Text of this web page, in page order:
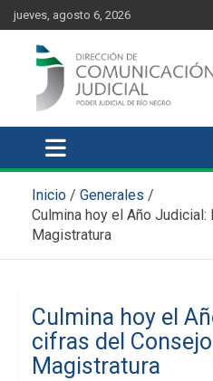
content
Skip
to
content
jueves, agosto 6, 2026
Inicio
Generales
Culmina hoy el Año
Magistratura
Culmina hoy el
cifras del
Magistratura